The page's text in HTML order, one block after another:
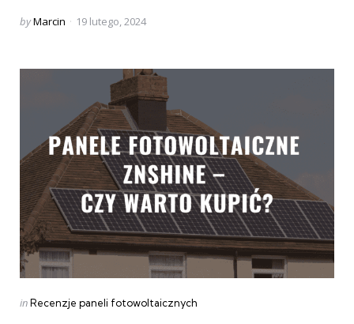
Posted
byMarcin 19 lutego, 2024
Categories
Posted
inRecenzje paneli fotowoltaicznych